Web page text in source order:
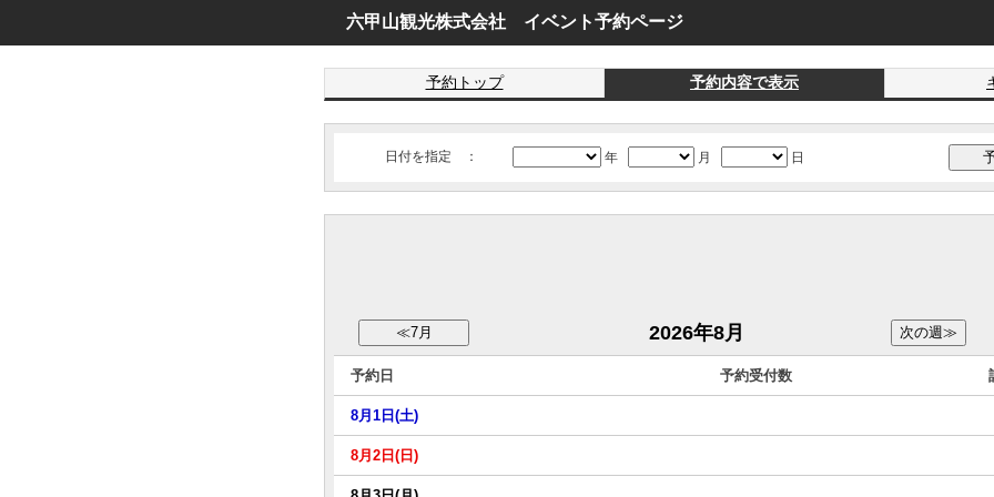
六甲山観光株式会社 イベント予約ページ
予約トップ 予約内容で表示
日付を指定 ： 年 月 日
2026年8月
予約日 予約受付数
8月1日(土)
8月2日(日)